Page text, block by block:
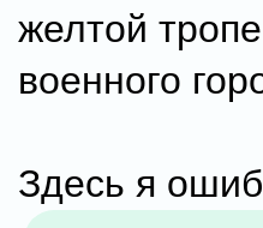
желтой
военного
Здесь я